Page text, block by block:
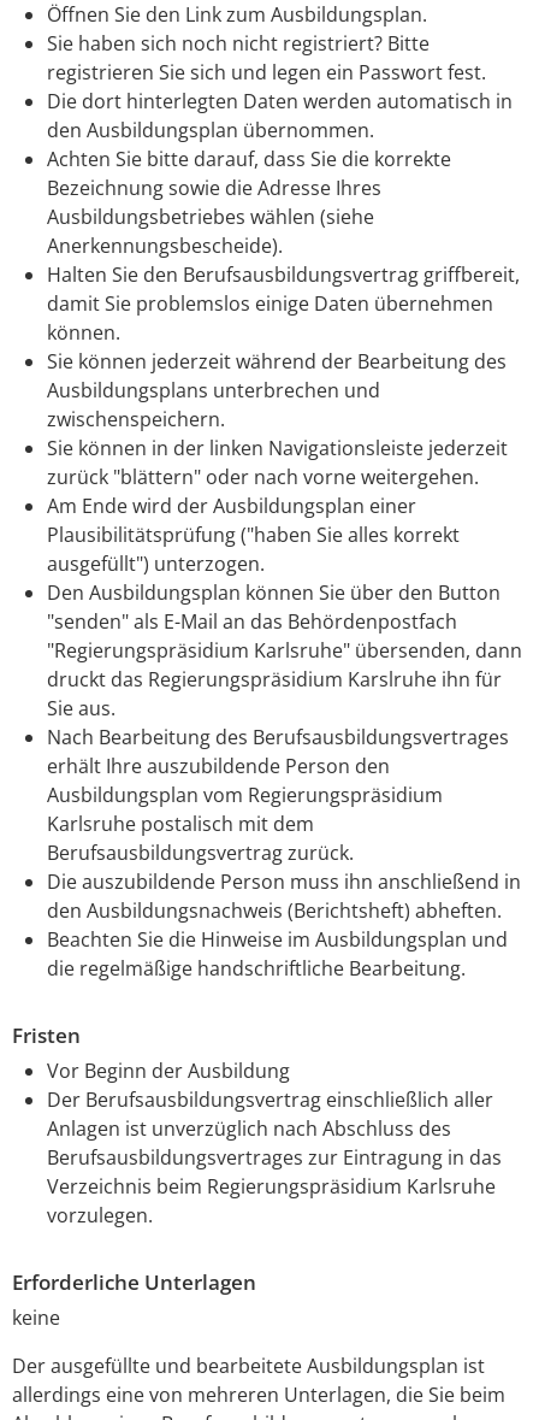
Öffnen Sie den Link zum Ausbildungsplan.
Sie haben sich noch nicht registriert? Bitte
registrieren Sie sich und legen ein Passwort fest.
Die dort hinterlegten Daten werden automatisch in
den Ausbildungsplan übernommen.
Achten Sie bitte darauf, dass Sie die korrekte
Bezeichnung sowie die Adresse Ihres
Ausbildungsbetriebes wählen (siehe
Anerkennungsbescheide).
Halten Sie den Berufsausbildungsvertrag griffbereit,
damit Sie problemslos einige Daten übernehmen
können.
Sie können jederzeit während der Bearbeitung des
Ausbildungsplans unterbrechen und
zwischenspeichern.
Sie können in der linken Navigationsleiste jederzeit
zurück "blättern" oder nach vorne weitergehen.
Am Ende wird der Ausbildungsplan einer
Plausibilitätsprüfung ("haben Sie alles korrekt
ausgefüllt") unterzogen.
Den Ausbildungsplan können Sie über den Button
"senden" als E-Mail an das Behördenpostfach
"Regierungspräsidium Karlsruhe" übersenden, dann
druckt das Regierungspräsidium Karslruhe ihn für
Sie aus.
Nach Bearbeitung des Berufsausbildungsvertrages
erhält Ihre auszubildende Person den
Ausbildungsplan vom Regierungspräsidium
Karlsruhe postalisch mit dem
Berufsausbildungsvertrag zurück.
Die auszubildende Person muss ihn anschließend in
den Ausbildungsnachweis (Berichtsheft) abheften.
Beachten Sie die Hinweise im Ausbildungsplan und
die regelmäßige handschriftliche Bearbeitung.
Fristen
Vor Beginn der Ausbildung
Der Berufsausbildungsvertrag einschließlich aller
Anlagen ist unverzüglich nach Abschluss des
Berufsausbildungsvertrages zur Eintragung in das
Verzeichnis beim Regierungspräsidium Karlsruhe
vorzulegen.
Erforderliche Unterlagen
keine
Der ausgefüllte und bearbeitete Ausbildungsplan ist
allerdings eine von mehreren Unterlagen, die Sie beim